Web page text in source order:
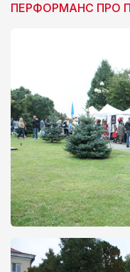
ПЕРФОРМАНС ПРО